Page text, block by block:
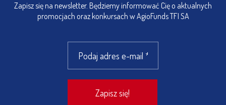
Zapisz się na newsletter. Będziemy informować Cię o aktualnych
promocjach oraz konkursach w AgioFunds TFI SA